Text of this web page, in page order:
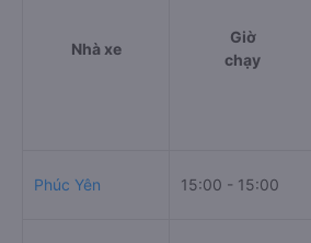
Nhà xe
Giờ
chạy
Phúc Yên 15:00 - 15:00